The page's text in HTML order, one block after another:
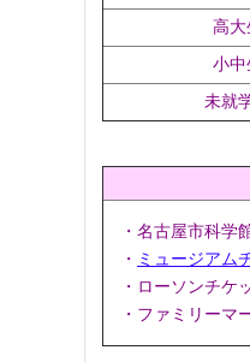
高大
小中
未就
・名古屋市科学
・ ミュージアム
・ローソンチケ
・ファミリーマ